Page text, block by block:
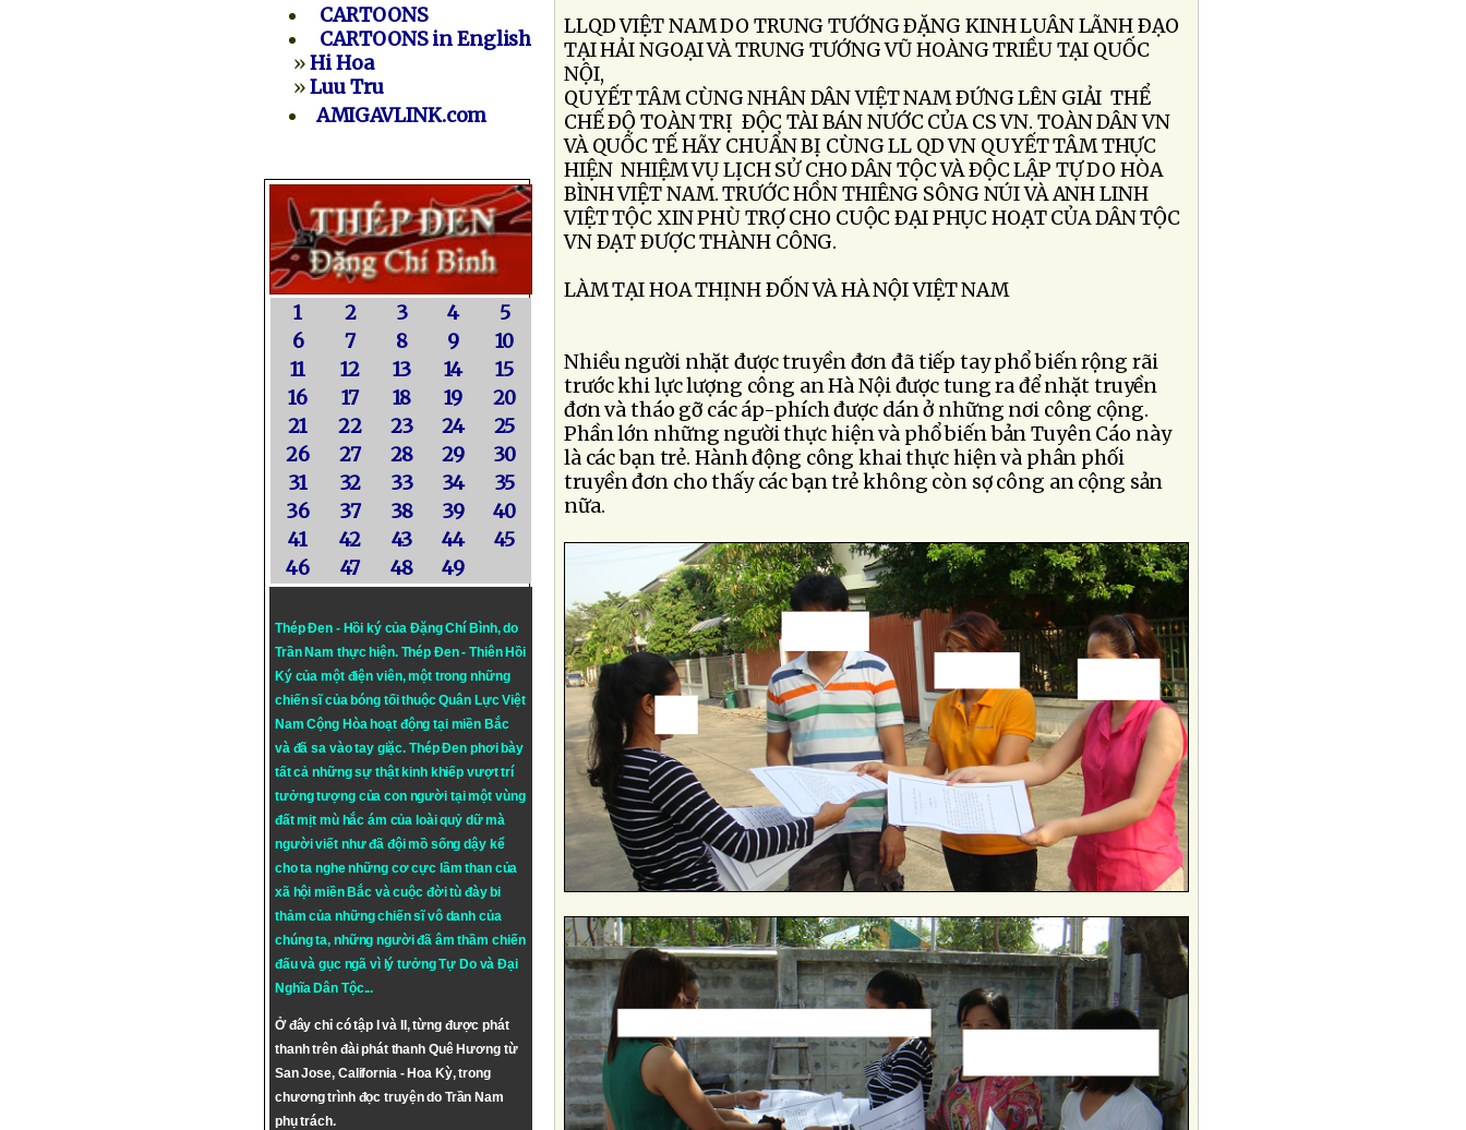
CARTOONS
CARTOONS in English
»Hi Hoa
»Luu Tru
AMIGAVLINK.com
1 2 3 4
5
6
7 8 9
10
11
12 13 14
15
16
17 18 19
20
21
22 23 24
25
26
27 28 29
30
31
32 33 34
35
36
37 38 39
40
41
42 43 44
45
46
47 48 49
Thép Đen - Hồi ký của Đặng Chí Bình, do
Trần Nam thực hiện. Thép Đen- Thiên Hồi
Ký của một điện viên, một trong những
chiến sĩ của bóng tối thuộc Quân Lực Việt
Nam Cộng Hòa hoạt động tại miền Bắc
và đã sa vào tay giặc. Thép Đen phơi bày
tất cả những sự thật kinh khiếp vượt trí
tưởng tượng của con người tại một vùng
đất mịt mù hắc ám của loài quỷ dữ mà
người viết như đã đội mồ sống dậy kể
cho ta nghe những cơ cực lầm than của
xã hội miền Bắc và cuộc đời tù đày bi
thảm của những chiến sĩ vô danh của
chúng ta, những người đã âm thầm chiến
đấu và gục ngã vì lý tưởngTự DovàĐại
Nghĩa Dân Tộc...
Ở đây chỉ có tập I và II, từng được phát
thanh trên đài phát thanh Quê Hương từ
San Jose, California - Hoa Kỳ, trong
chương trình đọc truyện do Trần Nam
phụ trách.
LLQD VIỆT NAM DO TRUNG TƯỚNG ÐẶNG KINH LUÂN LÃNH ÐẠO
TẠI HẢI NGOẠI VÀ TRUNG TƯỚNG VŨ HOÀNG TRIỀU TẠI QUỐC
NỘI,
QUYẾT TÂM CÙNG NHÂN DÂN VIỆT NAM ÐỨNG LÊN GIẢI THỂ
CHẾ ÐỘ TOÀN TRỊ ÐỘC TÀI BÁN NƯỚC CỦA CS VN. TOÀN DÂN VN
VÀ QUỐC TẾ HÃY CHUẨN BỊ CÙNG LL QD VN QUYẾT TÂM THỰC
HIỆN NHIỆM VỤ LỊCH SỬ CHO DÂN TỘC VÀ ÐỘC LẬP TỰ DO HÒA
BÌNH VIỆT NAM. TRƯỚC HỒN THIÊNG SÔNG NÚI VÀ ANH LINH
VIỆT TỘC XIN PHÙ TRỢ CHO CUỘC ÐẠI PHỤC HOẠT CỦA DÂN TỘC
VN ÐẠT ÐƯỢC THÀNH CÔNG.
LÀM TẠI HOA THỊNH ÐỐN VÀ HÀ NỘI VIỆT NAM
Nhiều người nhặt được truyền đơn đã tiếp tay phổ biến rộng rãi
trước khi lực lượng công an Hà Nội được tung ra để nhặt truyền
đơn và tháo gỡ các áp-phích được dán ở những nơi công cộng.
Phần lớn những người thực hiện và phổ biến bản Tuyên Cáo này
là các bạn trẻ. Hành động công khai thực hiện và phân phối
truyền đơn cho thấy các bạn trẻ không còn sợ công an cộng sản
nữa.